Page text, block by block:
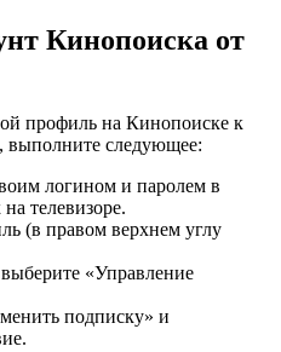
Кинопоиска от
профиль на Кинопоиске к
выполните следующее:
логином и паролем в
телевизоре.
(в правом верхнем углу
«Управление
подписку» и